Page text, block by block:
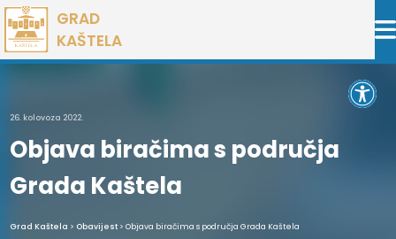
Preskoči
na
sadržaj
GRAD
KAŠTELA
26. kolovoza 2022.
Objava biračima s područja
Grada Kaštela
Grad Kaštela > Obavijest> Objava biračima s područja Grada Kaštela